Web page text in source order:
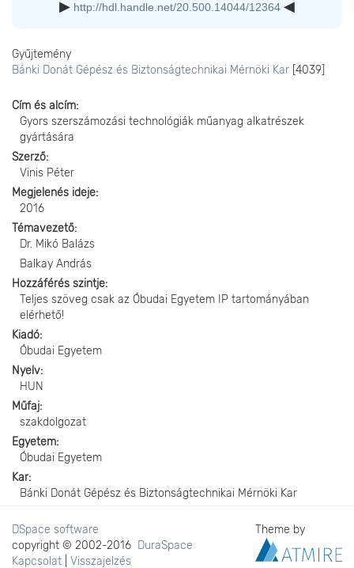
http://hdl.handle.net/20.500.14044/12364
Gyűjtemény
Bánki Donát Gépész és Biztonságtechnikai Mérnöki Kar [4039]
Cím és alcím
Gyors szerszámozási technológiák műanyag alkatrészek
gyártására
Szerző
Vinis Péter
Megjelenés ideje
2016
Témavezető
Dr. Mikó Balázs
Balkay András
Hozzáférés szintje
Teljes szöveg csak az Óbudai Egyetem IP tartományában
elérhető!
Kiadó
Óbudai Egyetem
Nyelv
HUN
Műfaj
szakdolgozat
Egyetem
Óbudai Egyetem
Kar
Bánki Donát Gépész és Biztonságtechnikai Mérnöki Kar
DSpace software
copyright © 2002-2016 DuraSpace
Kapcsolat
Visszajelzés
Theme by